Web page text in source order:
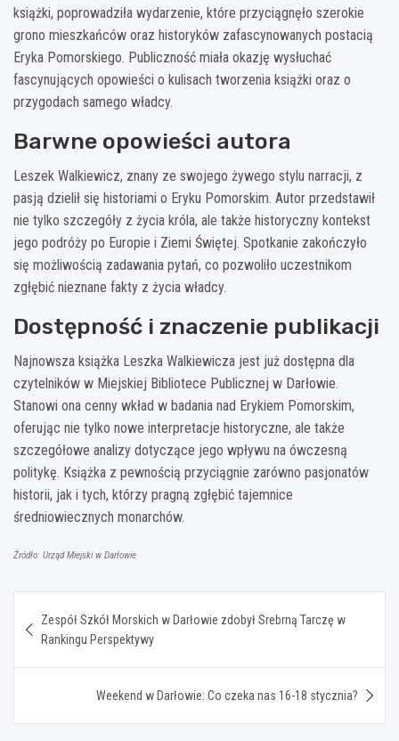
książki, poprowadziła wydarzenie, które przyciągnęło szerokie
grono mieszkańców oraz historyków zafascynowanych postacią
Eryka Pomorskiego. Publiczność miała okazję wysłuchać
fascynujących opowieści o kulisach tworzenia książki oraz o
przygodach samego władcy.
Barwne opowieści autora
Leszek Walkiewicz, znany ze swojego żywego stylu narracji, z
pasją dzielił się historiami o Eryku Pomorskim. Autor przedstawił
nie tylko szczegóły z życia króla, ale także historyczny kontekst
jego podróży po Europie i Ziemi Świętej. Spotkanie zakończyło
się możliwością zadawania pytań, co pozwoliło uczestnikom
zgłębić nieznane fakty z życia władcy.
Dostępność i znaczenie publikacji
Najnowsza książka Leszka Walkiewicza jest już dostępna dla
czytelników w Miejskiej Bibliotece Publicznej w Darłowie.
Stanowi ona cenny wkład w badania nad Erykiem Pomorskim,
oferując nie tylko nowe interpretacje historyczne, ale także
szczegółowe analizy dotyczące jego wpływu na ówczesną
politykę. Książka z pewnością przyciągnie zarówno pasjonatów
historii, jak i tych, którzy pragną zgłębić tajemnice
średniowiecznych monarchów.
Źródło: Urząd Miejski w Darłowie
wpisu
Zespół Szkół Morskich w Darłowie zdobył Srebrną Tarczę w
Rankingu Perspektywy
Weekend w Darłowie: Co czeka nas 16-18 stycznia?